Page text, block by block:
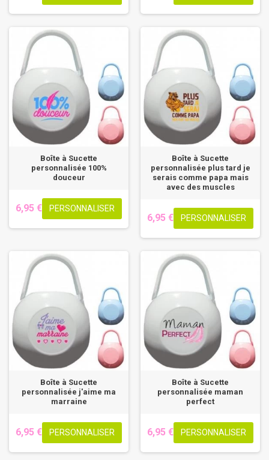
Boîte à Sucette
personnalisée 100%
douceur
6,95 € PERSONNALISER
Boîte à Sucette
personnalisée plus tard je
serais comme papa mais
avec des muscles
6,95 € PERSONNALISER
Boîte à Sucette
personnalisée j'aime ma
marraine
6,95 € PERSONNALISER
Boîte à Sucette
personnalisée maman
perfect
6,95 € PERSONNALISER